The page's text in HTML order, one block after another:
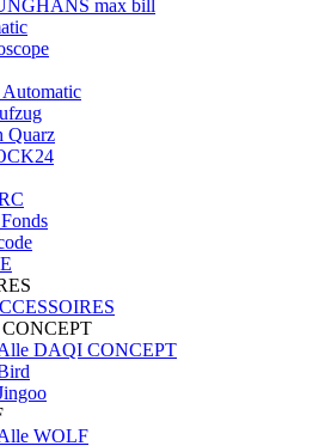
max bill
Quarz
DAQI CONCEPT
WOLF